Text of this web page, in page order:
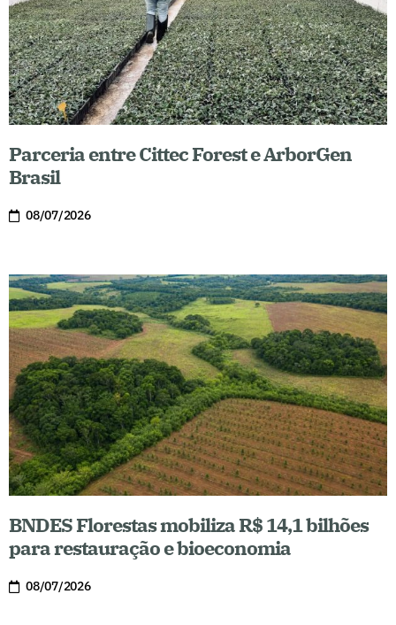
Parceria entre Cittec Forest e ArborGen
Brasil
08/07/2026
BNDES Florestas mobiliza R$ 14,1 bilhões
para restauração e bioeconomia
08/07/2026